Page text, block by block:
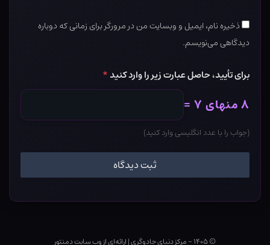
ذخیره نام، ایمیل و وبسایت من در مرورگر برای زمانی که دوباره
دیدگاهی می‌نویسم.
برای تأیید، حاصل عبارت زیر را وارد کنید*
۸ منهای ۷ =
(جواب را با عدد انگلیسی وارد کنید)
© ۱۴۰۵ - مرکز دنیای جادوگری |ارائه‌ای از وب ‌سایت دمنتور